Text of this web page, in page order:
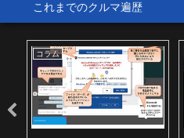
これまでのクルマ遍歴
コラム